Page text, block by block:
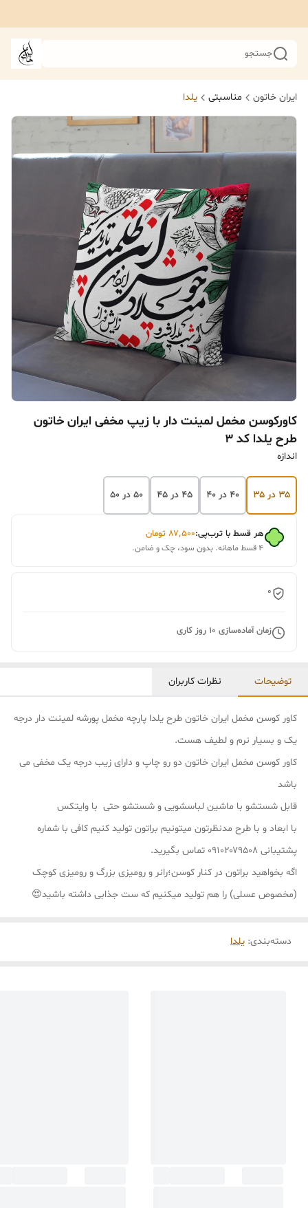
جستجو
ایران خاتون مناسبتی یلدا
کاورکوسن مخمل لمینت دار با زیپ مخفی ایران خاتون
طرح یلدا کد ۳
اندازه
۳۵ در ۳۵ ۴۰ در ۴۰ ۴۵ در ۴۵ ۵۰ در ۵۰
هر قسط با ترب‌پی:۸۷٬۵۰۰ تومان
۴ قسط ماهانه. بدون سود، چک و ضامن.
0
زمان آماده‌سازی 10 روز کاری
توضیحات نظرات کاربران
کاور کوسن مخمل ایران خاتون طرح یلدا پارچه مخمل پورشه لمینت دار درجه
یک و بسیار نرم و لطیف هست.
کاور کوسن مخمل ایران خاتون دو رو چاپ و دارای زیب درجه یک مخفی می
باشد
قابل شستشو با ماشین لباسشویی و شستشو حتی با وایتکس
با ابعاد و با طرح مدنظرتون میتونیم براتون تولید کنیم کافی با شماره
پشتیبانی ۰۹۱۰۲۰۷۹۵۰۸ تماس بگیرید.
اگه بخواهید براتون در کنار کوسن؛رانر و رومیزی بزرگ و رومیزی کوچک
(مخصوص عسلی) را هم تولید میکنیم که ست جذابی داشته باشید😍
دسته‌بندی: یلدا